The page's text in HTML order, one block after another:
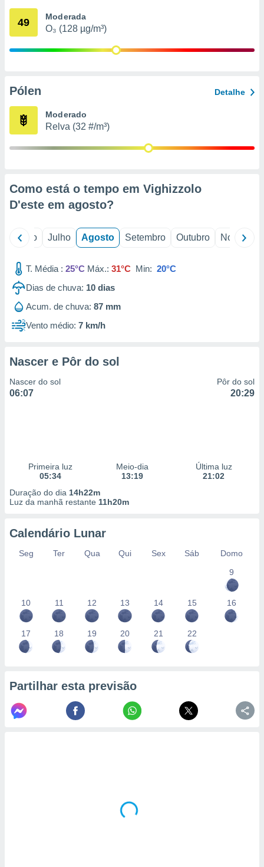
através
estudos
1199
49 Moderada
O₃ (128 µg/m³)
Pólen Detalhe
Moderado
Relva (32 #/m³)
Como está o tempo em Vighizzolo
D'este em agosto?
Junho Julho Agosto Setembro Outubro Novembro
T. Média : 25°C Máx.: 31°C Min: 20°C
Dias de chuva: 10 dias
Acum. de chuva: 87 mm
Vento médio: 7 km/h
Nascer e Pôr do sol
Nascer do sol
06:07
Pôr do sol
20:29
Primeira luz
05:34
Meio-dia
13:19
Última luz
21:02
Duração do dia 14h22m
Luz da manhã restante 11h20m
Calendário Lunar
Seg Ter Qua Qui Sex Sáb
Domo
9
10 11 12 13 14 15 16
17 18 19 20 21 22
Partilhar esta previsão